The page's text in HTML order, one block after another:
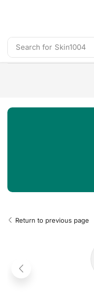
Search for Skin1004
Return to previous page